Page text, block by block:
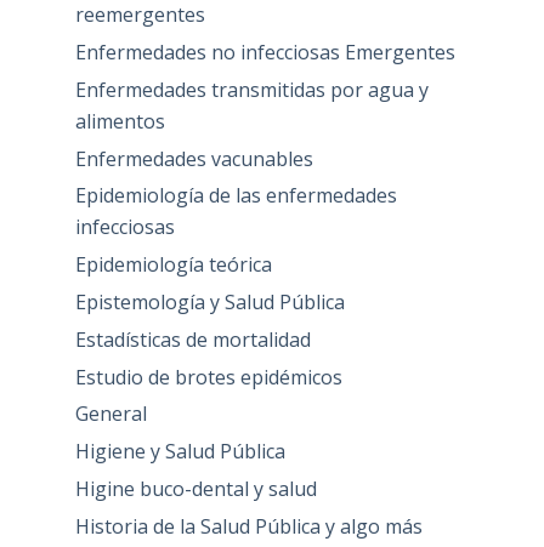
reemergentes
Enfermedades no infecciosas Emergentes
Enfermedades transmitidas por agua y
alimentos
Enfermedades vacunables
Epidemiología de las enfermedades
infecciosas
Epidemiología teórica
Epistemología y Salud Pública
Estadísticas de mortalidad
Estudio de brotes epidémicos
General
Higiene y Salud Pública
Higine buco-dental y salud
Historia de la Salud Pública y algo más